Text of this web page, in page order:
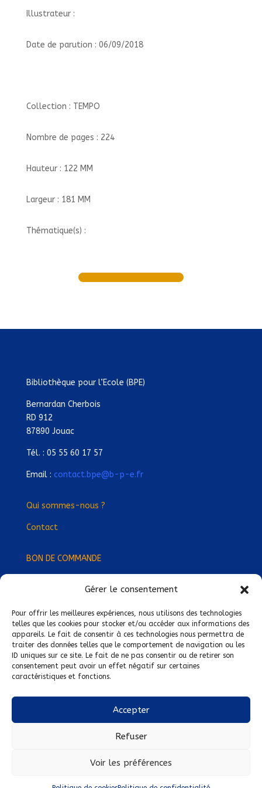
Gérer le consentement
Pour offrir les meilleures expériences, nous utilisons des technologies
telles que les cookies pour stocker et/ou accéder aux informations des
appareils. Le fait de consentir à ces technologies nous permettra de
traiter des données telles que le comportement de navigation ou les
ID uniques sur ce site. Le fait de ne pas consentir ou de retirer son
consentement peut avoir un effet négatif sur certaines
caractéristiques et fonctions.
Accepter
Refuser
Voir les préférences
Illustrateur :
Date de parution : 06/09/2018
Collection : TEMPO
Nombre de pages : 224
Hauteur : 122 MM
Largeur : 181 MM
Thématique(s) :
Bibliothèque pour l’Ecole (BPE)
Bernardan Cherbois
RD 912
87890 Jouac
Tél. : 05 55 60 17 57
Email : contact.bpe@b-p-e.fr
Qui sommes-nous ?
Contact
BON DE COMMANDE
Devenez Délégué·e Régional·e !
Trouvez-nous près de chez vous !
Mentions légales
Conditions générales de vente
Politique de confidentialité